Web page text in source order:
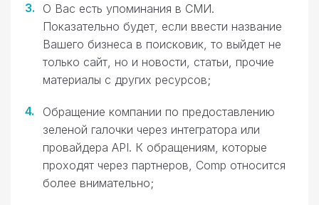
О Вас есть упоминания в СМИ.
Показательно будет, если ввести название
Вашего бизнеса в поисковик, то выйдет не
только сайт, но и новости, статьи, прочие
материалы с других ресурсов;
Обращение компании по предоставлению
зеленой галочки через интегратора или
провайдера API. К обращениям, которые
проходят через партнеров, Comp относится
более внимательно;